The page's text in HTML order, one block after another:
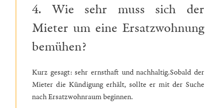
4. Wie sehr muss sich der
Mieter um eine Ersatzwohnung
bemühen?
Kurz gesagt: sehr ernsthaft und nachhaltig.Sobald der
Mieter die Kündigung erhält, sollte er mit der Suche
nach Ersatzwohnraum beginnen.